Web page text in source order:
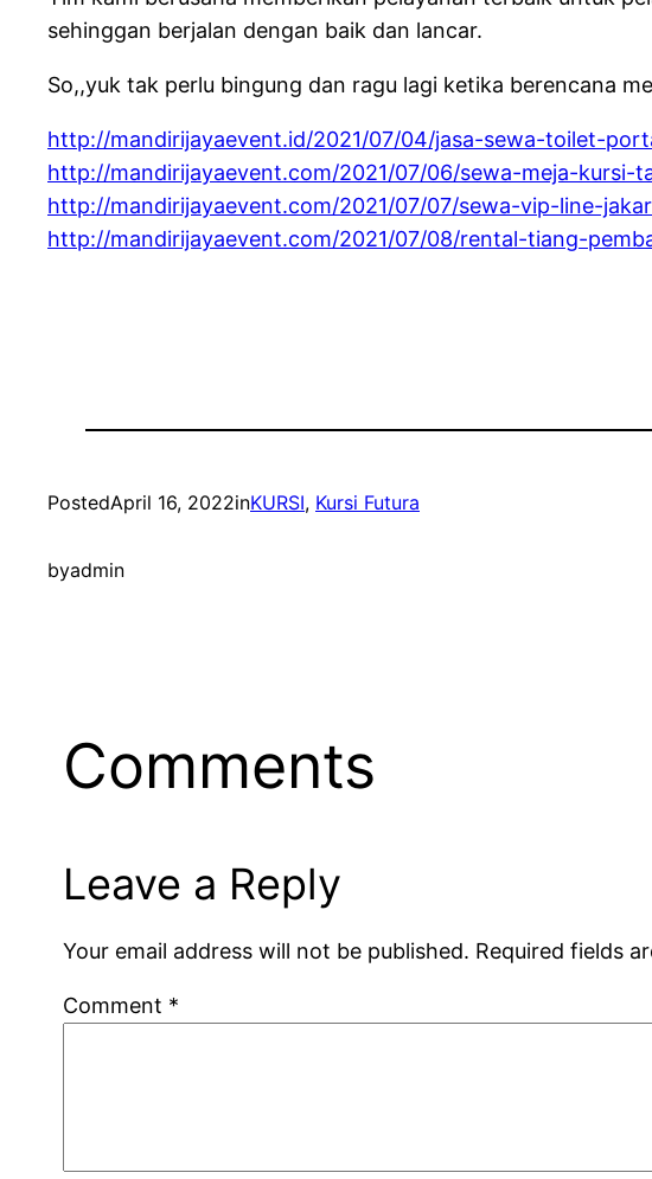
sehinggan berjalan dengan baik dan lancar.
So,,yuk tak perlu bingung dan ragu lagi ketika berencana
http://mandirijayaevent.id/2021/07/04/jasa-sewa-toilet-
http://mandirijayaevent.com/2021/07/06/sewa-meja-kursi-
http://mandirijayaevent.com/2021/07/07/sewa-vip-line-
http://mandirijayaevent.com/2021/07/08/rental-tiang-
PostedApril 16, 2022inKURSI, Kursi Futura
byadmin
Comments
Leave a Reply
Your email address will not be published. Required fields
Comment *